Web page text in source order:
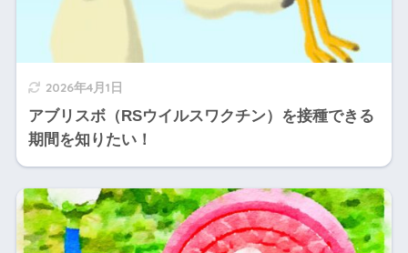
2026年4月1日
アブリスボ（RSウイルスワクチン）を接種できる
期間を知りたい！